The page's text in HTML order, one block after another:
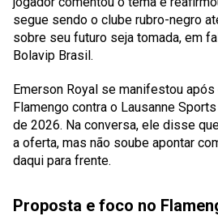
segue sendo o clube rubro-negro
sobre seu futuro seja tomada, em
Bolavip Brasil.
Emerson Royal se manifestou
Flamengo contra o Lausanne
de 2026. Na conversa, ele disse
a oferta, mas não soube apontar
daqui para frente.
Proposta e foco no